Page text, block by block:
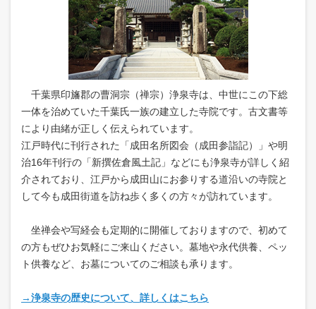
千葉県印旛郡の曹洞宗（禅宗）浄泉寺は、中世にこの下総
一体を治めていた千葉氏一族の建立した寺院です。古文書等
により由緒が正しく伝えられています。
江戸時代に刊行された「成田名所図会（成田参詣記）」や明
治16年刊行の「新撰佐倉風土記」などにも浄泉寺が詳しく紹
介されており、江戸から成田山にお参りする道沿いの寺院と
して今も成田街道を訪ね歩く多くの方々が訪れています。
坐禅会や写経会も定期的に開催しておりますので、初めて
の方もぜひお気軽にご来山ください。墓地や永代供養、ペッ
ト供養など、お墓についてのご相談も承ります。
→浄泉寺の歴史について、詳しくはこちら